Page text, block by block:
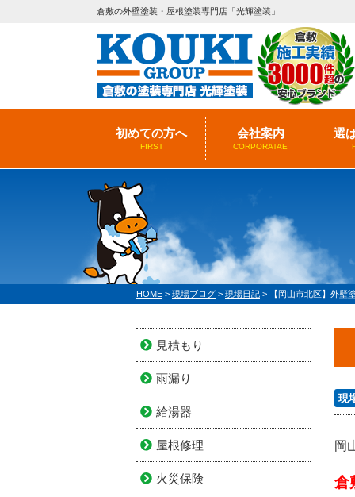
倉敷の外壁塗装・屋根塗装専門店「光輝塗装」
初めての方へ
FIRST
会社案内
CORPORATAE
選
HOME > 現場ブログ > 現場日記 > 【岡山市北区】外壁
現
岡
倉
見積もり
雨漏り
給湯器
屋根修理
火災保険